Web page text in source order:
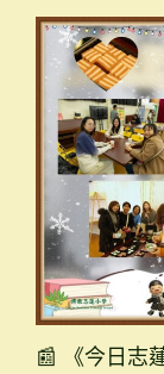
📰 《今日志